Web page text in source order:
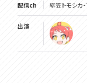
配信ch 緋笠トモシカ
出演